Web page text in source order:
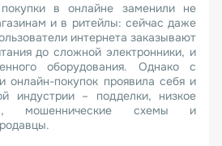
в онлайне заменили не
и в ритейлы: сейчас даже
интернета заказывают
до сложной электронники, и
оборудования. Однако с
онлайн-покупок проявила себя и
индустрии – подделки, низкое
мошеннические схемы и